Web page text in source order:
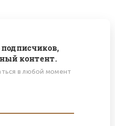
контент.
в любой момент